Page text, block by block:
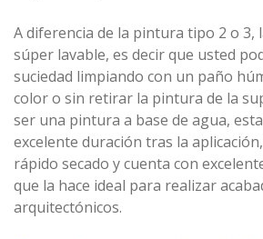
A diferencia de la pintura tipo 2 o 3,
súper lavable, es decir que usted
suciedad limpiando con un paño
color o sin retirar la pintura de la
ser una pintura a base de agua,
excelente duración tras la
rápido secado y cuenta con
que la hace ideal para realizar
arquitectónicos.